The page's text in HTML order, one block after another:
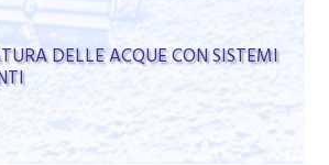
DELLE ACQUE CON SISTEMI